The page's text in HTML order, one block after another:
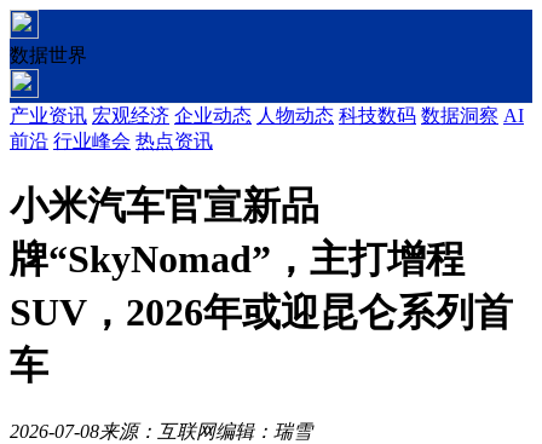
数据世界
产业资讯 宏观经济 企业动态 人物动态 科技数码 数据洞察 AI
前沿 行业峰会 热点资讯
小米汽车官宣新品
牌“SkyNomad”，主打增程
SUV，2026年或迎昆仑系列首
车
2026-07-08来源：互联网编辑：瑞雪